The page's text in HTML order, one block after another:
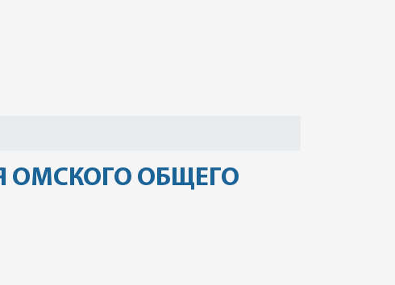
ОМСКОГО ОБЩЕГО